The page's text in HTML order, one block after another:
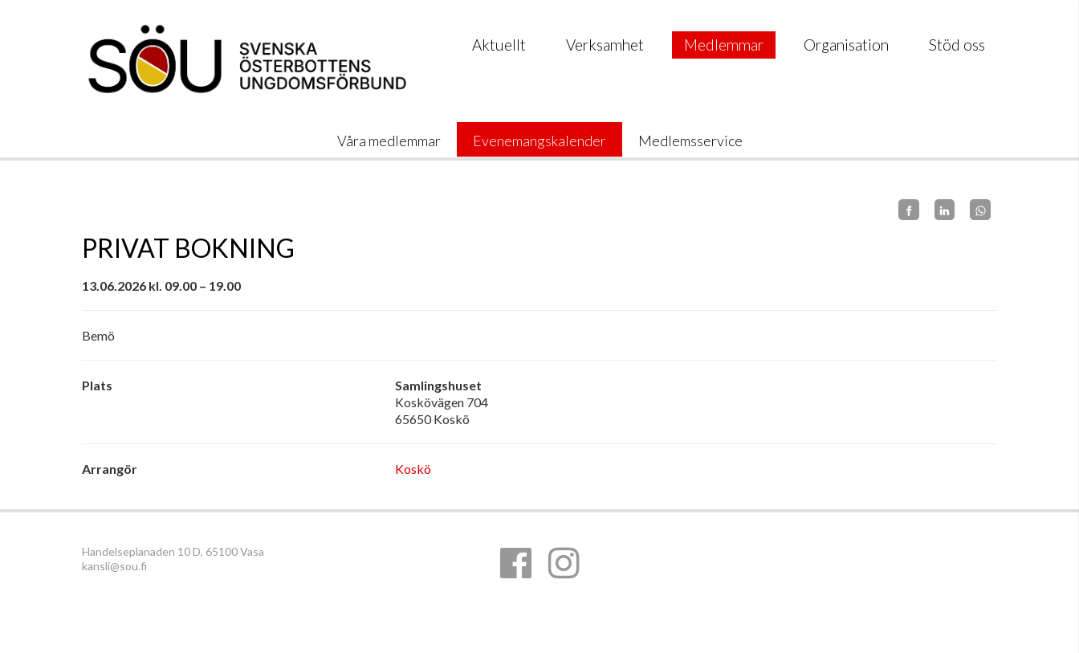
Aktuellt Verksamhet Medlemmar Organisation Stöd oss
Våra medlemmar Evenemangskalender Medlemsservice
PRIVAT BOKNING
13.06.2026 kl. 09.00 – 19.00
Bemö
Plats
Samlingshuset
Koskövägen 704
65650 Koskö
Arrangör Koskö
Handelseplanaden 10 D, 65100 Vasa
kansli@sou.fi